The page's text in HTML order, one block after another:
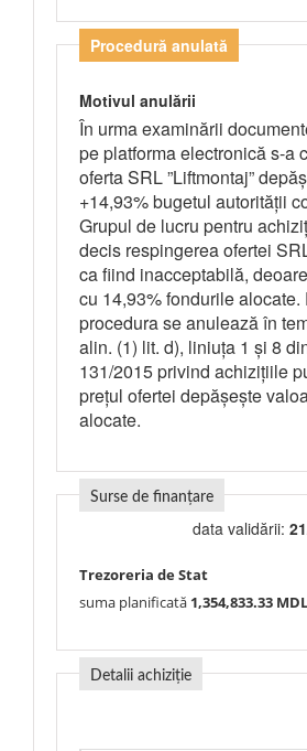
Procedură anulată
Motivul anulării
În urma examinării
pe platforma electronică s-a
oferta SRL ”Liftmontaj”
+14,93% bugetul autorității
Grupul de lucru pentru
decis respingerea ofertei
ca fiind inacceptabilă,
cu 14,93% fondurile alocate.
procedura se anulează în
alin. (1) lit. d), liniuța 1 și 8
131/2015 privind achizițiile
prețul ofertei depășește
alocate.
Surse de finanțare
data validării:
Trezoreria de Stat
suma planificată 1,354,833.33 MDL
Detalii achiziție